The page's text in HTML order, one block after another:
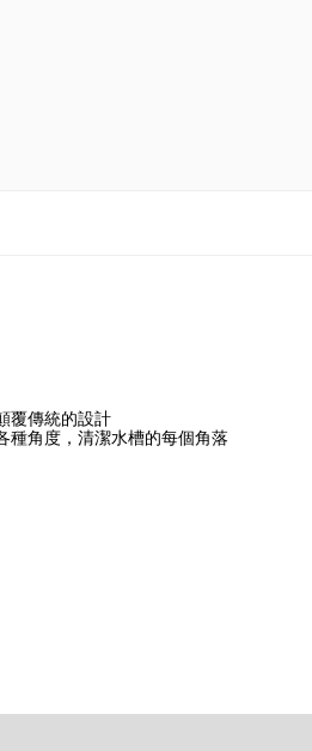
覆傳統的設計
種角度，清潔水槽的每個角落